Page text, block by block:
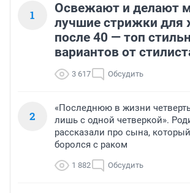
1
Освежают и делают
лучшие стрижки
после 40 — топ
вариантов от
3 617 Обсудить
2
«Последнюю в жизни
лишь с одной четверкой».
рассказали про сына,
боролся с раком
1 882 Обсудить